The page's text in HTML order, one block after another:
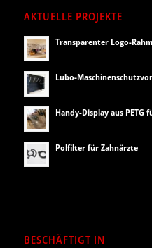
AKTUELLE PROJEKTE
Transparenter Logo-
Lubo-
Handy-Display aus PETG
Polfilter für Zahnärzte
BESCHÄFTIGT IN